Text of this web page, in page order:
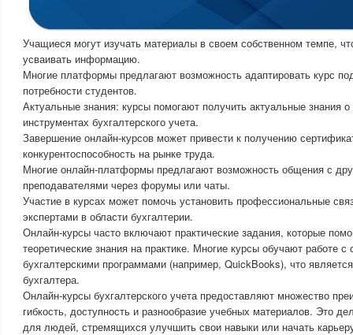
Учащиеся могут изучать материалы в своем собственном темпе,
усваивать информацию.
Многие платформы предлагают возможность адаптировать курс
потребности студентов.
Актуальные знания: курсы помогают получить актуальные знания
инструментах бухгалтерского учета.
Завершение онлайн-курсов может привести к получению
конкурентоспособность на рынке труда.
Многие онлайн-платформы предлагают возможность общения с
преподавателями через форумы или чаты.
Участие в курсах может помочь установить профессиональные
экспертами в области бухгалтерии.
Онлайн-курсы часто включают практические задания, которые
теоретические знания на практике. Многие курсы обучают работе
бухгалтерскими программами (например, QuickBooks), что
бухгалтера.
Онлайн-курсы бухгалтерского учета предоставляют множество
гибкость, доступность и разнообразие учебных материалов. Это
для людей, стремящихся улучшить свои навыки или начать